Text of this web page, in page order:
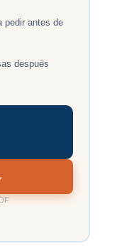
pedir antes de
después